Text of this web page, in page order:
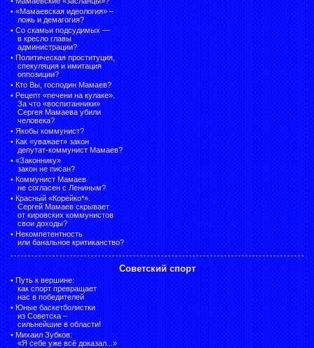
• «Мамаевская идеология» –
ложь и демагогия?
• Со скамьи подсудимых —
в кресло главы
администрации?
• Политическая проституция,
спекуляция и имитация
оппозиции?
• Кто Вы, господин Мамаев?
• Рецепт «печени на кулаке».
За что «воспитанники»
Сергея Мамаева убили
человека?
• Якобы коммунист?
• Как «уважает» закон
депутат-коммунист Мамаев?
• «Законнику»
закон не писан?
• Коммунист Мамаев
не согласен с Лениным?
• Красный «Корейко*».
Сергей Мамаев скрывает
от кировских коммунистов
свои доходы?
• Некомпетентность
или банальное критиканство?
Советский спорт
• Путь к вершине:
как спорт превращает
нас в победителей
• Юные баскетболистки
из Советска –
сильнейшие в области!
• Михаил Зубков:
«Я себе уже всё доказал...»